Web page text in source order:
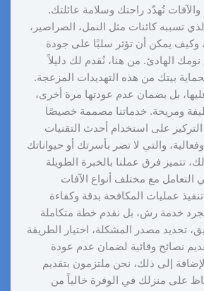
تُهدّد راحتك وسلامة عائلتك.
تسببه كائنات مثل النمل، الصراصير،
وكيف يمكن أن تؤثر سلبًا على جودة
نومك الهادئ. من هنا، نُقدم لك دليلاً
بيتك من هذه التهديدات المزعجة.
بل بضمان عدم عودتها مرة أخرى،
ومريحة. خدماتنا مصممة خصيصًا
التركيز على استخدام أحدث التقنيات
وفعالية، والتي لا تضر بأسرتك أو حيواناتك
تتميز فرق عملنا بالخبرة الطويلة
التعامل مع مختلف أنواع الآفات
عمليات المكافحة بدقة وكفاءة
خدمة رش، بل نقدم خطة متكاملة
تحديد مصدر المشكلة، اختيار الطريقة
نصائح وقائية لضمان عدم عودة
إلى ذلك، نحن ملتزمون بتقديم
على منزلك في الوفرة خالياً من